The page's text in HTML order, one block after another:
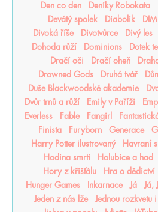
Den co den
Deníky Robokata
Devátý spolek
Diabolik
Divoká říše
Divotvůrce Divý les
Dohoda růží
Dominions Dotek
Dračí oči
Dračí oheň
Drowned Gods
Druhá tvář
Duše Blackwoodské akademie
Dvůr trnů a růží
Emily v Paříži
Everless
Fable Fangirl
Finista
Furyborn Generace
Harry Potter ilustrovaný
Havraní
Hodina smrti
Holubice a had
Hory z křišťálu
Hra o dědictví
Hunger Games
Inkarnace Já Já,
Jeden z nás lže
Jednou rozkvetu